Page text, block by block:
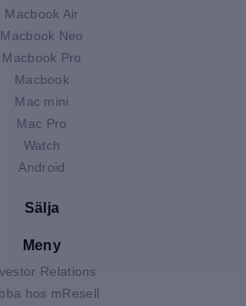
Macbook Air
Macbook Neo
Macbook Pro
Macbook
Mac mini
Mac Pro
Watch
Android
Sälja
Meny
Relations
hos mResell